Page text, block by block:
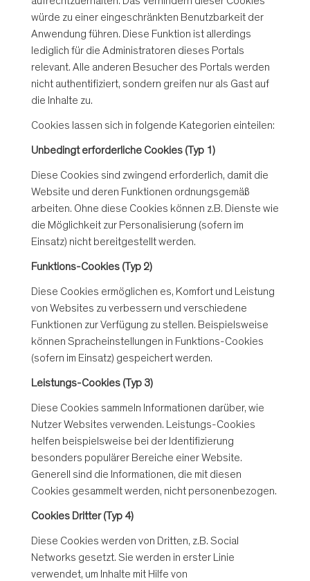
würde zu einer eingeschränkten Benutzbarkeit der
Anwendung führen. Diese Funktion ist allerdings
lediglich für die Administratoren dieses Portals
relevant. Alle anderen Besucher des Portals werden
nicht authentifiziert, sondern greifen nur als Gast auf
die Inhalte zu.
Cookies lassen sich in folgende Kategorien einteilen:
Unbedingt erforderliche Cookies (Typ 1)
Diese Cookies sind zwingend erforderlich, damit die
Website und deren Funktionen ordnungsgemäß
arbeiten. Ohne diese Cookies können z.B. Dienste wie
die Möglichkeit zur Personalisierung (sofern im
Einsatz) nicht bereitgestellt werden.
Funktions-Cookies (Typ 2)
Diese Cookies ermöglichen es, Komfort und Leistung
von Websites zu verbessern und verschiedene
Funktionen zur Verfügung zu stellen. Beispielsweise
können Spracheinstellungen in Funktions-Cookies
(sofern im Einsatz) gespeichert werden.
Leistungs-Cookies (Typ 3)
Diese Cookies sammeln Informationen darüber, wie
Nutzer Websites verwenden. Leistungs-Cookies
helfen beispielsweise bei der Identifizierung
besonders populärer Bereiche einer Website.
Generell sind die Informationen, die mit diesen
Cookies gesammelt werden, nicht personenbezogen.
Cookies Dritter (Typ 4)
Diese Cookies werden von Dritten, z.B. Social
Networks gesetzt. Sie werden in erster Linie
verwendet, um Inhalte mit Hilfe von